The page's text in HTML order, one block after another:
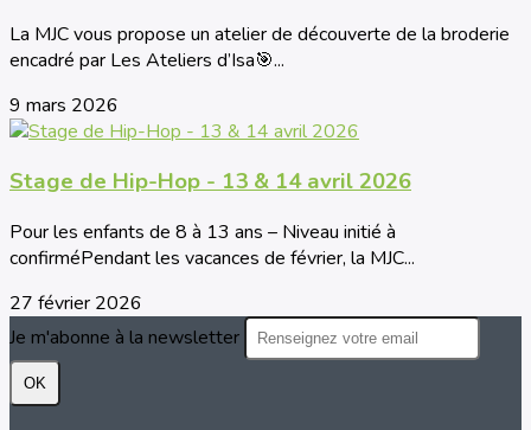
La MJC vous propose un atelier de découverte de la broderie
encadré par Les Ateliers d’Isa🎯...
9 mars 2026
Stage de Hip-Hop - 13 & 14 avril 2026
Pour les enfants de 8 à 13 ans – Niveau initié à
confirméPendant les vacances de février, la MJC...
27 février 2026
Je m'abonne à la newsletter
OK